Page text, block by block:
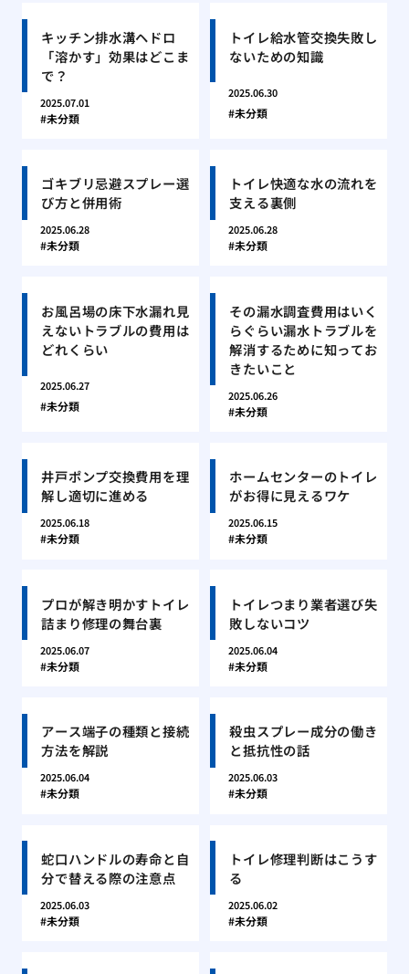
キッチン排水溝ヘドロ
「溶かす」効果はどこま
で？
2025.07.01
未分類
トイレ給水管交換失敗し
ないための知識
2025.06.30
未分類
ゴキブリ忌避スプレー選
び方と併用術
2025.06.28
未分類
トイレ快適な水の流れを
支える裏側
2025.06.28
未分類
お風呂場の床下水漏れ見
えないトラブルの費用は
どれくらい
2025.06.27
未分類
その漏水調査費用はいく
らぐらい漏水トラブルを
解消するために知ってお
きたいこと
2025.06.26
未分類
井戸ポンプ交換費用を理
解し適切に進める
2025.06.18
未分類
ホームセンターのトイレ
がお得に見えるワケ
2025.06.15
未分類
プロが解き明かすトイレ
詰まり修理の舞台裏
2025.06.07
未分類
トイレつまり業者選び失
敗しないコツ
2025.06.04
未分類
アース端子の種類と接続
方法を解説
2025.06.04
未分類
殺虫スプレー成分の働き
と抵抗性の話
2025.06.03
未分類
蛇口ハンドルの寿命と自
分で替える際の注意点
2025.06.03
未分類
トイレ修理判断はこうす
る
2025.06.02
未分類